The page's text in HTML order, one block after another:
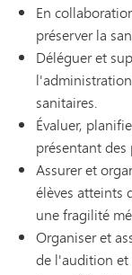
En
préserver la
Déléguer et
sanitaires.
Évaluer,
présentant
Assurer et
élèves atteints
une fragilité
Organiser et
de l'audition et